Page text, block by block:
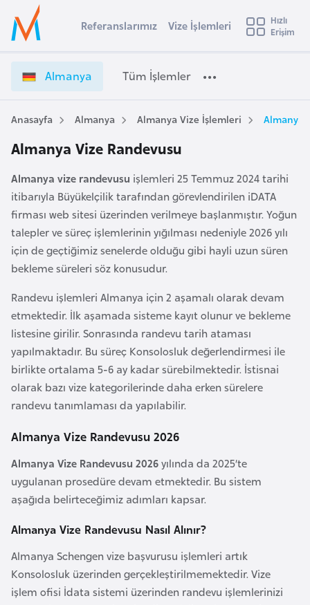
Ülke Seçimi
Başvuru yapmak istediğiniz ülkeyi seçin
Üye
Girişi
l
a
n
V
z
e
İ
ş
l
e
l
e
r
i
e
t
Referanslarımız Vize İşlemleri
Hızlı
Erişim
Almanya Tüm İşlemler
Anasayfa Almanya Almanya Vize İşlemleri Almanya
Almanya Vize Randevusu
Almanya vize randevusu işlemleri 25 Temmuz 2024 tarihi
itibarıyla Büyükelçilik tarafından görevlendirilen iDATA
firması web sitesi üzerinden verilmeye başlanmıştır. Yoğun
talepler ve süreç işlemlerinin yığılması nedeniyle 2026 yılı
için de geçtiğimiz senelerde olduğu gibi hayli uzun süren
bekleme süreleri söz konusudur.
Randevu işlemleri Almanya için 2 aşamalı olarak devam
etmektedir. İlk aşamada sisteme kayıt olunur ve bekleme
listesine girilir. Sonrasında randevu tarih ataması
yapılmaktadır. Bu süreç Konsolosluk değerlendirmesi ile
birlikte ortalama 5-6 ay kadar sürebilmektedir. İstisnai
olarak bazı vize kategorilerinde daha erken sürelere
randevu tanımlaması da yapılabilir.
Almanya Vize Randevusu 2026
Almanya Vize Randevusu 2026yılında da 2025’te
uygulanan prosedüre devam etmektedir. Bu sistem
aşağıda belirteceğimiz adımları kapsar.
Almanya Vize Randevusu Nasıl Alınır?
Almanya Schengen vize başvurusu işlemleri artık
Konsolosluk üzerinden gerçekleştirilmemektedir. Vize
işlem ofisi İdata sistemi üzerinden randevu işlemlerinizi
s
t
r
a
s
u
y
a
A
z
e
r
a
y
c
a
B
a
h